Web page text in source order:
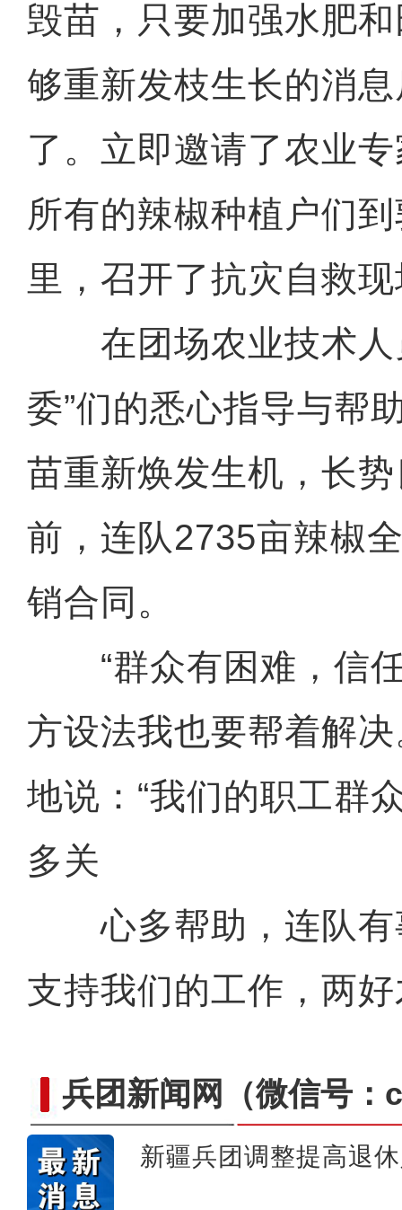
毁苗，只要加强水肥
够重新发枝生长的消
了。立即邀请了农业
所有的辣椒种植户们
里，召开了抗灾自救
在团场农业技术人
委”们的悉心指导与帮
苗重新焕发生机，长
前，连队2735亩辣椒
销合同。
“群众有困难，信任
方设法我也要帮着解
地说：“我们的职工群
多关
心多帮助，连队有
支持我们的工作，两
兵团新闻网 （微信号
新疆兵团调整提高退